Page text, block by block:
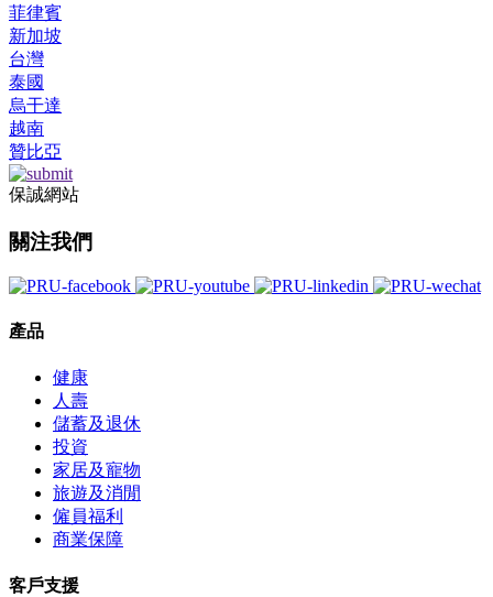
菲律賓
新加坡
台灣
泰國
烏干達
越南
贊比亞
保誠網站
關注我們
產品
健康
人壽
儲蓄及退休
投資
家居及寵物
旅遊及消閒
僱員福利
商業保障
客戶支援